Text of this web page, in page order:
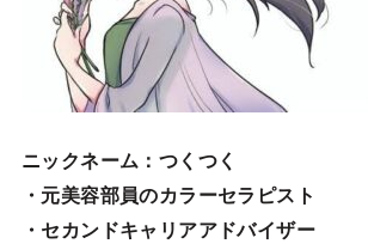
ニックネーム ：つくつく
・元美容部員のカラーセラピスト
・セカンドキャリアアドバイザー